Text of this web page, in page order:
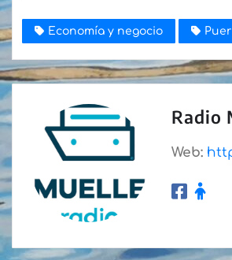
Economía y negocio
Radio
Web: